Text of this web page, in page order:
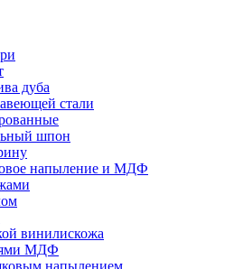
дуба
стали
шпон
напыление и МДФ
винилискожа
МДФ
напылением